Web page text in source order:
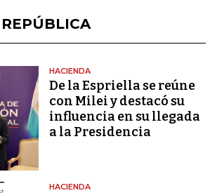
HACIENDA
De la Espriella se reúne
con Milei y destacó su
influencia en su llegada
a la Presidencia
HACIENDA